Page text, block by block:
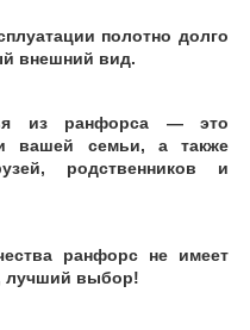
полотно долго
внешний вид.
из ранфорса
― это
вашей семьи, а также
родственников и
ранфорс не имеет
лучший выбор!